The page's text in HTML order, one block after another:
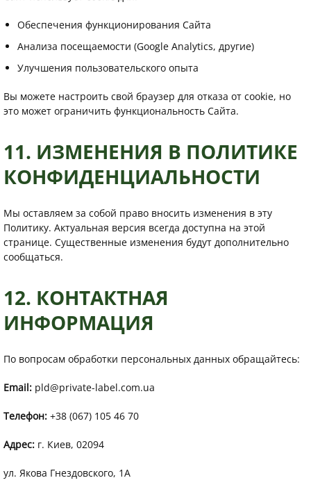
Обеспечения функционирования Сайта
Анализа посещаемости (Google Analytics, другие)
Улучшения пользовательского опыта
Вы можете настроить свой браузер для отказа от cookie, но
это может ограничить функциональность Сайта.
11. ИЗМЕНЕНИЯ В ПОЛИТИКЕ
КОНФИДЕНЦИАЛЬНОСТИ
Мы оставляем за собой право вносить изменения в эту
Политику. Актуальная версия всегда доступна на этой
странице. Существенные изменения будут дополнительно
сообщаться.
12. КОНТАКТНАЯ
ИНФОРМАЦИЯ
По вопросам обработки персональных данных обращайтесь:
Email: pld@private-label.com.ua
Телефон: +38 (067) 105 46 70
Адрес: г. Киев, 02094
ул. Якова Гнездовского, 1А